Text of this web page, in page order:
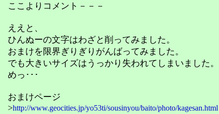
ここよりコメント－－－
ええと、
ひんぬーの文字はわざと削ってみました。
おまけを限界ぎりぎりがんばってみました。
でも大きいサイズはうっかり失われてしまいました
めっ･･･
おまけページ
>http://www.geocities.jp/yo53ti/sousinyou/baito/photo/kagesan.html